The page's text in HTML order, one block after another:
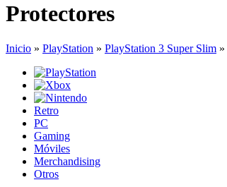
Protectores
Inicio » PlayStation » PlayStation 3 Super Slim »
Retro
PC
Gaming
Móviles
Merchandising
Otros